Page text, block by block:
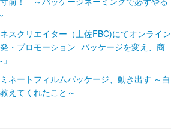
スクリエイター（土佐FBC)にてオンライン
・プロモーション ‐パッケージを変え、商
ネートフィルムパッケージ、動き出す ～白
えてくれたこと～